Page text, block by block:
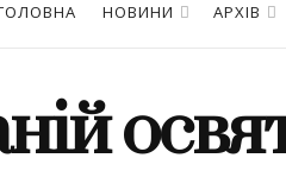
НОВИНИ АРХІВ